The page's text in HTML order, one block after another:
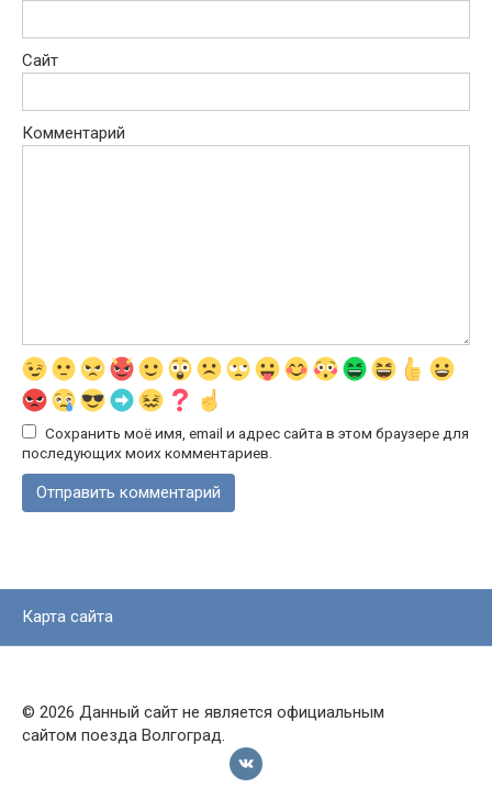
Сайт
Комментарий
Сохранить моё имя, email и адрес сайта в этом браузере для
последующих моих комментариев.
Карта сайта
© 2026 Данный сайт не является официальным
сайтом поезда Волгоград.